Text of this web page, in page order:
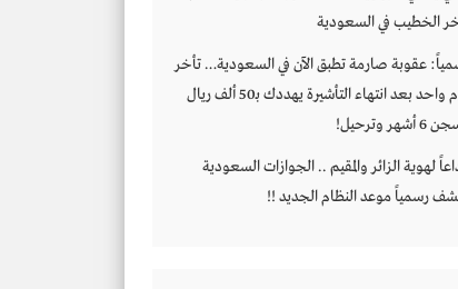
الخطيب في السعودية
عقوبة صارمة تطبق الآن في السعودية… تأخر
يوم واحد بعد انتهاء التأشيرة يهددك بـ50 ألف ريال
وترحيل!
لهوية الزائر والمقيم .. الجوازات السعودية
رسمياً موعد النظام الجديد !!